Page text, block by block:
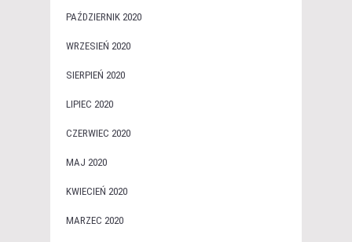
PAŹDZIERNIK 2020
WRZESIEŃ 2020
SIERPIEŃ 2020
LIPIEC 2020
CZERWIEC 2020
MAJ 2020
KWIECIEŃ 2020
MARZEC 2020